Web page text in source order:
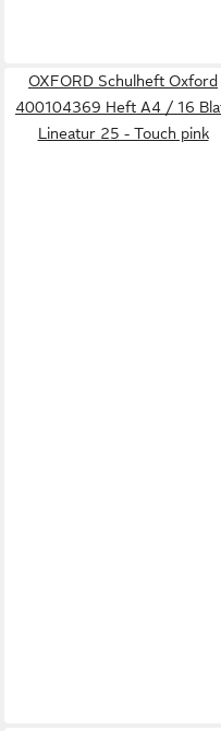
OXFORD Schulheft Oxford
400104369 Heft A4 / 16
Lineatur 25 - Touch pink